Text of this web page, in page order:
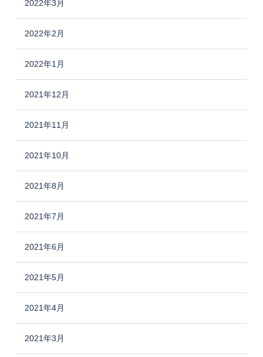
2022年3月
2022年2月
2022年1月
2021年12月
2021年11月
2021年10月
2021年8月
2021年7月
2021年6月
2021年5月
2021年4月
2021年3月